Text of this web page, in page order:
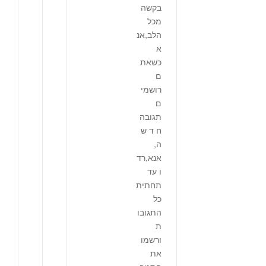
בקשה
מכל
הלב,אנ
א
כשאת
ם
רושמי
ם
תגובה
ח ד ש
ה,
אנא,רד
ו עד
תחתית
כל
התגובו
ת
ורשמו
את